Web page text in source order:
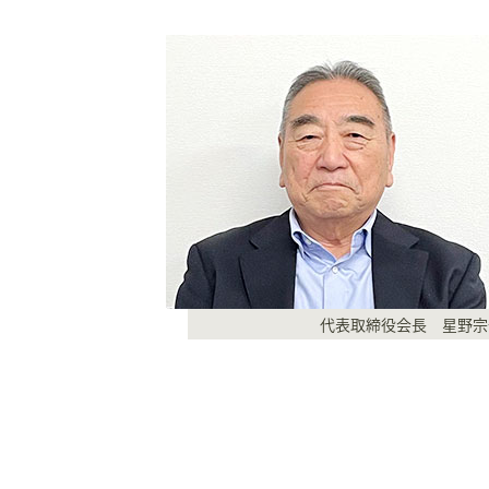
代表取締役会長 星野